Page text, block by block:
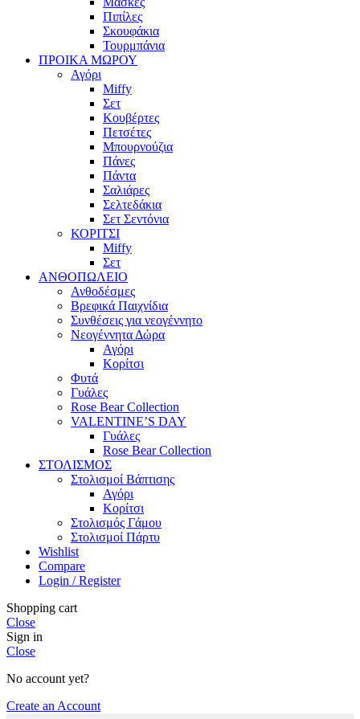
Πιπίλες
Σκουφάκια
Τουρμπάνια
ΠΡΟΙΚΑ ΜΩΡΟΥ
Αγόρι
Miffy
Σετ
Κουβέρτες
Πετσέτες
Μπουρνούζια
Πάνες
Πάντα
Σαλιάρες
Σελτεδάκια
Σετ Σεντόνια
ΚΟΡΙΤΣΙ
Miffy
Σετ
ΑΝΘΟΠΩΛΕΙΟ
Ανθοδέσμες
Βρεφικά Παιχνίδια
Συνθέσεις για νεογέννητο
Νεογέννητα Δώρα
Αγόρι
Κορίτσι
Φυτά
Γυάλες
Rose Bear Collection
VALENTINE’S DAY
Γυάλες
Rose Bear Collection
ΣΤΟΛΙΣΜΟΣ
Στολισμοί Βάπτισης
Αγόρι
Κορίτσι
Στολισμός Γάμου
Στολισμοί Πάρτυ
Wishlist
Compare
Login / Register
Shopping cart
Close
Sign in
Close
No account yet?
Create an Account